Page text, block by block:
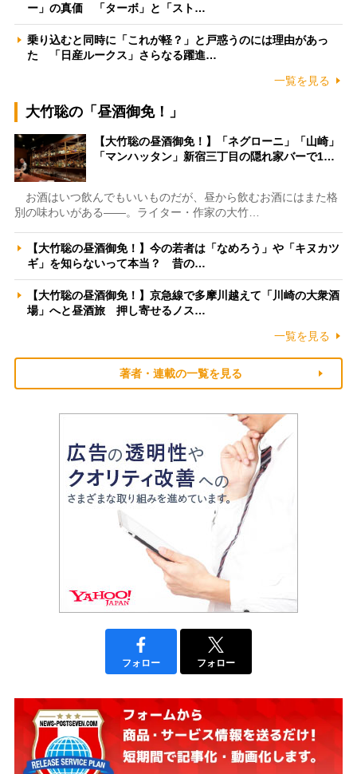
ー」の真価 「ターボ」と「スト…
乗り込むと同時に「これが軽？」と戸惑うのには理由があっ
た 「日産ルークス」さらなる躍進…
一覧を見る
大竹聡の「昼酒御免！」
【大竹聡の昼酒御免！】「ネグローニ」「山崎」
「マンハッタン」新宿三丁目の隠れ家バーで1…
お酒はいつ飲んでもいいものだが、昼から飲むお酒にはまた格
別の味わいがある――。ライター・作家の大竹…
【大竹聡の昼酒御免！】今の若者は「なめろう」や「キヌカツ
ギ」を知らないって本当？ 昔の…
【大竹聡の昼酒御免！】京急線で多摩川越えて「川崎の大衆酒
場」へと昼酒旅 押し寄せるノス…
一覧を見る
著者・連載の一覧を見る
フォロー フォロー